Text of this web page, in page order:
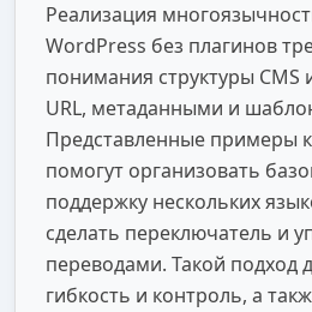
Реализация
WordPress без плагинов
понимания структуры CMS
URL, метаданными и
Представленные примеры
помогут организовать
поддержку нескольких
сделать переключатель и
переводами. Такой подход
гибкость и контроль, а